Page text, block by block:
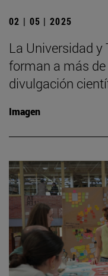
02 | 05 | 2025
La Universidad y
forman a más
divulgación
Imagen